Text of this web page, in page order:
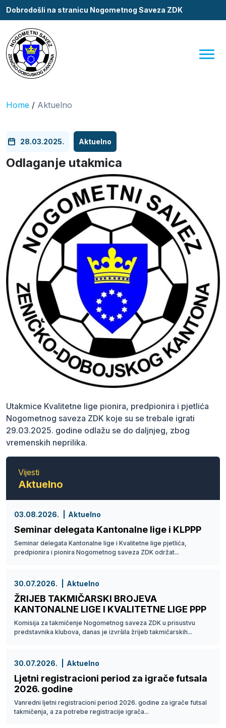
Dobrodošli na stranicu Nogometnog Saveza ZDK
Home / Aktuelno
28.03.2025. Aktuelno
Odlaganje utakmica
Utakmice Kvalitetne lige pionira, predpionira i pjetlića
Nogometnog saveza ZDK koje su se trebale igrati
29.03.2025. godine odlažu se do daljnjeg, zbog
vremenskih neprilika.
Vijesti
Aktuelno
03.08.2026. Aktuelno
Seminar delegata Kantonalne lige i KLPPP
Seminar delegata Kantonalne lige i Kvalitetne lige pjetlića,
predpionira i pionira Nogometnog saveza ZDK održat...
30.07.2026. Aktuelno
ŽRIJEB TAKMIČARSKI BROJEVA
KANTONALNE LIGE I KVALITETNE LIGE PPP
Komisija za takmičenje Nogometnog saveza ZDK u prisustvu
predstavnika klubova, danas je izvršila žrijeb takmičarskih...
30.07.2026. Aktuelno
Ljetni registracioni period za igrače futsala
2026. godine
Vanredni ljetni registracioni period 2026. godine za igrače futsal
takmičenja, a za potrebe registracije igrača...